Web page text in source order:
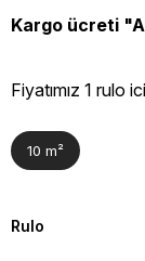
Kargo ücreti
Fiyatımız 1 rulo
10 m²
Rulo